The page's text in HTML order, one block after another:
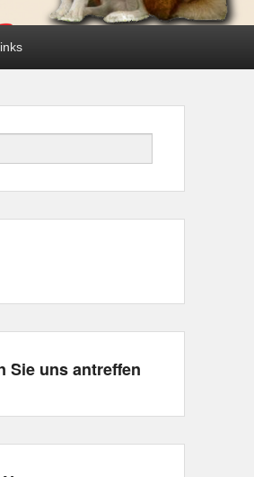
Sie uns antreffen